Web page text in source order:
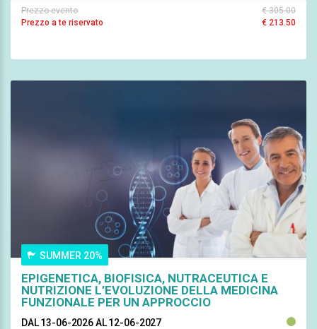
Prezzo evento
€ 305.00
Prezzo a te riservato
€ 213.50
SUMMER 20%
EPIGENETICA, BIOFISICA, NUTRACEUTICA E
NUTRIZIONE L’EVOLUZIONE DELLA MEDICINA
FUNZIONALE PER UN APPROCCIO
DAL 13-06-2026AL 12-06-2027